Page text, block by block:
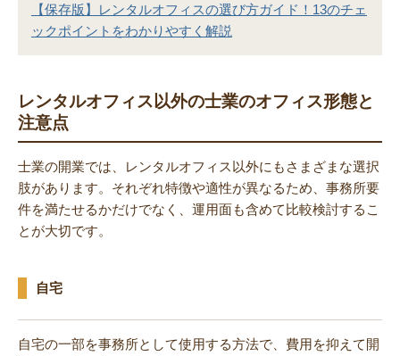
【保存版】レンタルオフィスの選び方ガイド！13のチェ
ックポイントをわかりやすく解説
レンタルオフィス以外の士業のオフィス形態と
注意点
士業の開業では、レンタルオフィス以外にもさまざまな選択
肢があります。それぞれ特徴や適性が異なるため、事務所要
件を満たせるかだけでなく、運用面も含めて比較検討するこ
とが大切です。
自宅
自宅の一部を事務所として使用する方法で、費用を抑えて開